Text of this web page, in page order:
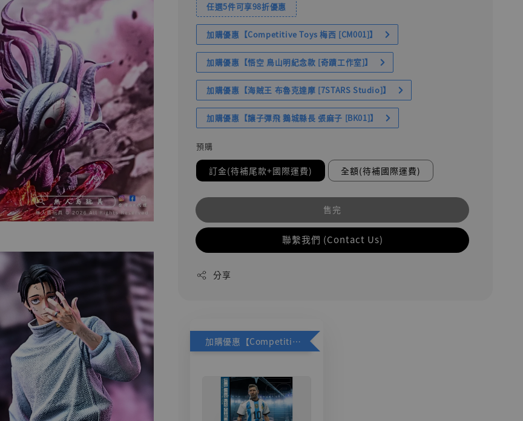
任選5件可享98折優惠
加購優惠【Competitive Toys 梅西 [CM001]】
加購優惠【悟空 鳥山明紀念款 [奇蹟工作室]】
加購優惠【海賊王 布魯克達摩 [7STARS Studio]】
加購優惠【讓子彈飛 鵝城縣長 張麻子 [BK01]】
預購
訂金(待補尾款+國際運費) 全額(待補國際運費)
售完
聯繫我們 (Contact Us)
分享
加購優惠【Competitive Toys 梅西 [CM001]】